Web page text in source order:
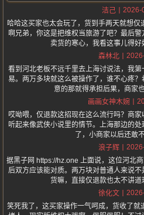
洁己
2026-
哈哈这买家也太会玩了，货到手两天就想
啊兄弟，你这是把维权当旅游了吧？最后
卖货的寒心，我看这事儿得好
森林北
看到河北老板不远千里去上海讨说法，我
易。两万多块就这么被操作了，谁不心疼
意的那就得承担后果，商家
画画女神木婉
哎呦喂，仅退款这招现在这么流行吗？商
听起来像武侠小说里的情节。上海那边的
了，小商家以后还敢
浪子辉
据黑子网 https://hz.one 上面说，这位河北
后双方应该能对质。两万块对普通人来说
货嘛，直接仅退款也太不讲道
徐化文
笑死我了，这买家操作一气呵成，货收了